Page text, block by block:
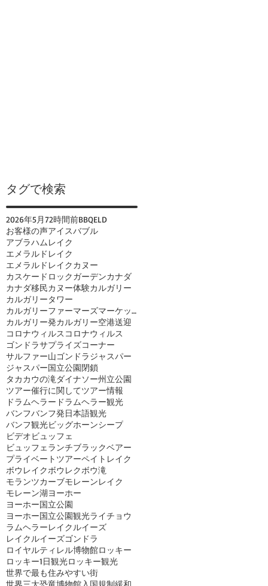
タグで検索
2026年5月72時間前BBQELD
お客様の声アイスバブル
アブラハムレイク
エメラルドレイク
エメラルドレイクカヌー
カスケードロックガーデンカナダ
カナダ移民カヌー体験カルガリー
カルガリータワー
カルガリーファーマーズマーケット
カルガリー発カルガリー空港送迎
コロナウィルス コロナウィルス
ゴンドラサプライズコーナー
サルファー山ゴンドラジャスパー
ジャスパー国立公園閉鎖
タカカウの滝ダイナソー州立公園
ツアー催行に関してツアー情報
ドラムヘラー ドラムヘラー観光
バンフバンフ発日本語観光
バンフ観光ビッグホーンシープ
ビデオビュッフェ
ビュッフェランチブラックベアー
プライベートツアーペイトレイク
ボウレイクボウレクボウ滝
モランツカーブモレーンレイク
モレーン湖ヨーホー
ヨーホー国立公園
ヨーホー国立公園観光ライチョウ
ラムヘラーレイクルイーズ
レイクルイーズゴンドラ
ロイヤルティレル博物館ロッキー
ロッキー1日観光ロッキー観光
世界で最も住みやすい街